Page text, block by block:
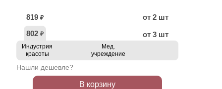
819 ₽
от 2 шт
802 ₽ от 3 шт
Индустрия
красоты
Мед.
учреждение
Нашли дешевле?
В корзину